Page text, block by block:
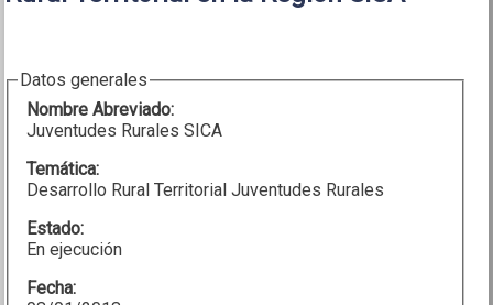
Datos generales
Nombre Abreviado:
Juventudes Rurales SICA
Temática:
Desarrollo Rural Territorial Juventudes Rurales
Estado:
En ejecución
Fecha: